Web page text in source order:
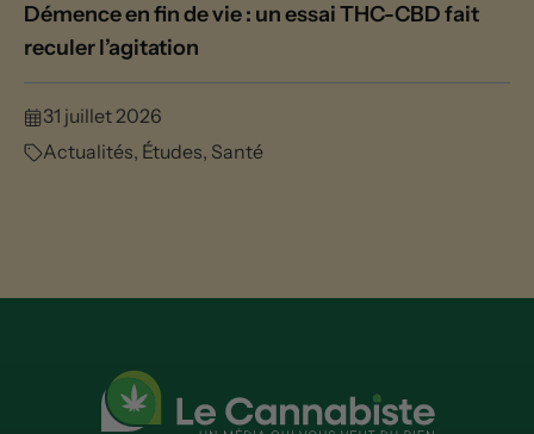
Démence en fin de vie : un essai THC-CBD fait
reculer l’agitation
31 juillet 2026
Actualités, Études, Santé